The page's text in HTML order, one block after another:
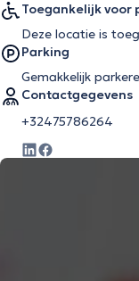
Toegankelijk
Deze locatie is
Parking
Gemakkelijk
Contactgegevens
+32475786264